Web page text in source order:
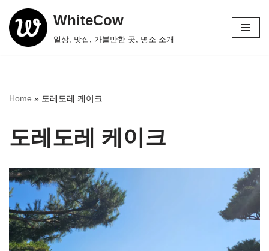
콘
텐
기
WhiteCow
일상, 맛집, 가볼만한 곳, 명소 소개
Home » 도레도레 케이크
도레도레 케이크